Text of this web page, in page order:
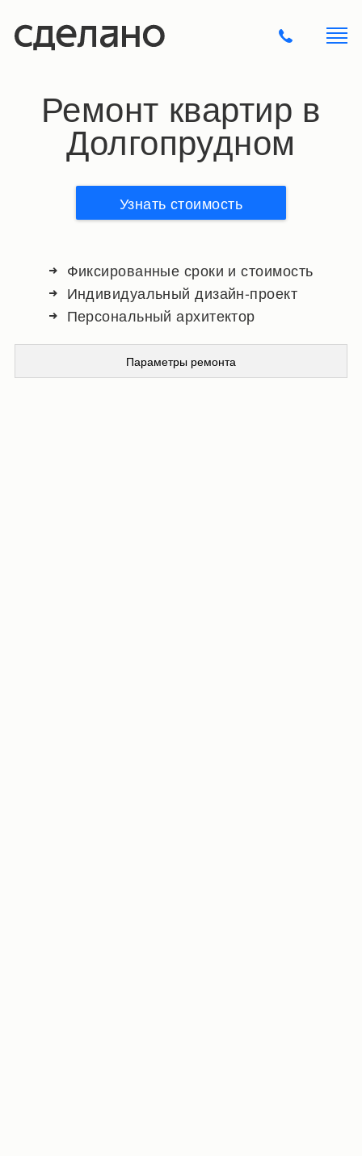
Ремонт квартир в
Долгопрудном
Узнать стоимость
Фиксированные сроки и стоимость
Индивидуальный дизайн-проект
Персональный архитектор
Параметры ремонта